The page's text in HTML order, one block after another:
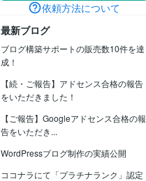
依頼方法について
最新ブログ
ブログ構築サポートの販売数10件を達
成！
【続・ご報告】アドセンス合格の報告
をいただきました！
【ご報告】Googleアドセンス合格の報
告をいただき...
WordPressブログ制作の実績公開
ココナラにて「プラチナランク」認定